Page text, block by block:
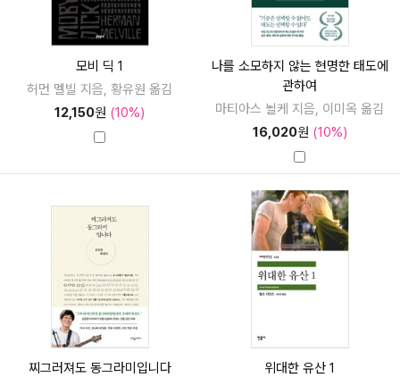
모비 딕 1
허먼 멜빌 지음, 황유원 옮김
12,150원 (10%)
나를 소모하지 않는 현명한 태도에
관하여
마티아스 뇔케 지음, 이미옥 옮김
16,020원 (10%)
찌그러져도 동그라미입니다
위대한 유산 1